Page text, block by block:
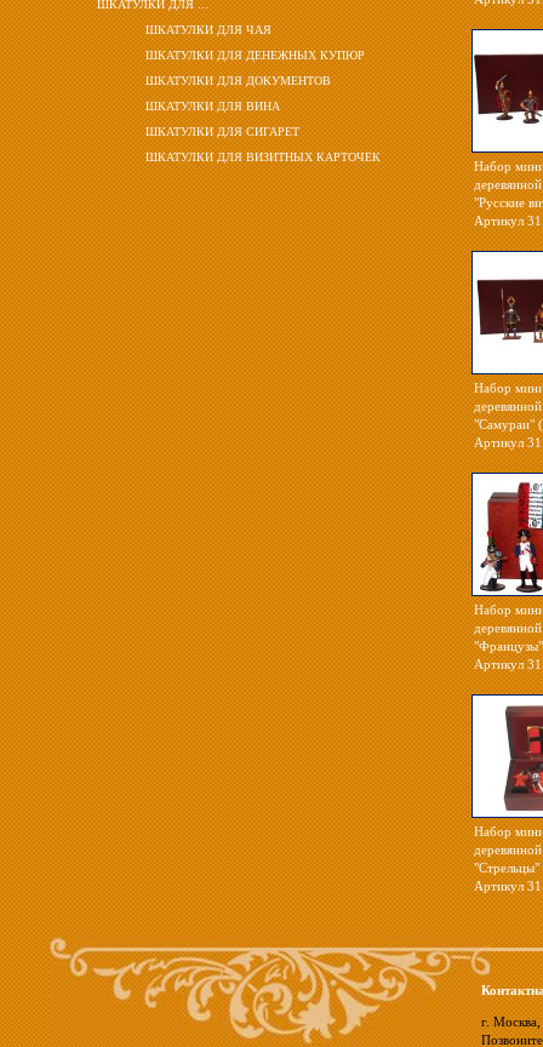
ШКАТУЛКИ ДЛЯ ...
ШКАТУЛКИ ДЛЯ ЧАЯ
ШКАТУЛКИ ДЛЯ ДЕНЕЖНЫХ КУПЮР
ШКАТУЛКИ ДЛЯ ДОКУМЕНТОВ
ШКАТУЛКИ ДЛЯ ВИНА
ШКАТУЛКИ ДЛЯ СИГАРЕТ
ШКАТУЛКИ ДЛЯ ВИЗИТНЫХ КАРТОЧЕК
Набор
"Русские
Артикул
Набор
"Самураи"
Артикул
Набор
Артикул
Набор
Артикул
г.